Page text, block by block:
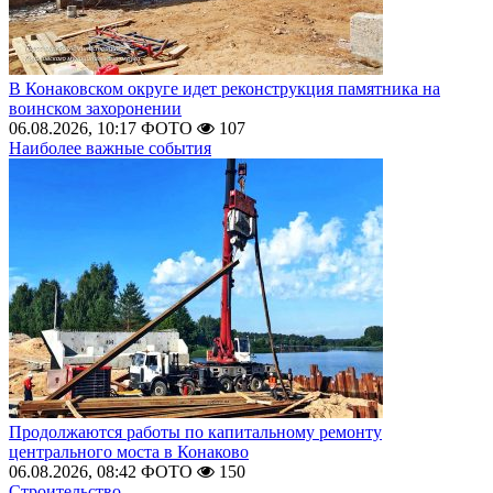
В Конаковском округе идет реконструкция памятника на
воинском захоронении
06.08.2026, 10:17 ФОТО
107
Наиболее важные события
Продолжаются работы по капитальному ремонту
центрального моста в Конаково
06.08.2026, 08:42 ФОТО
150